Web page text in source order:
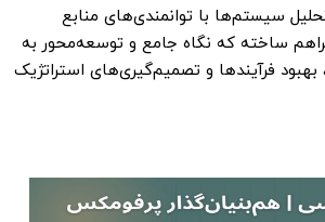
سیستم‌ها با توانمندی‌های منابع
ساخته که نگاه جامع و توسعه‌محور به
بهبود فرآیندها و تصمیم‌گیری‌های استراتژیک